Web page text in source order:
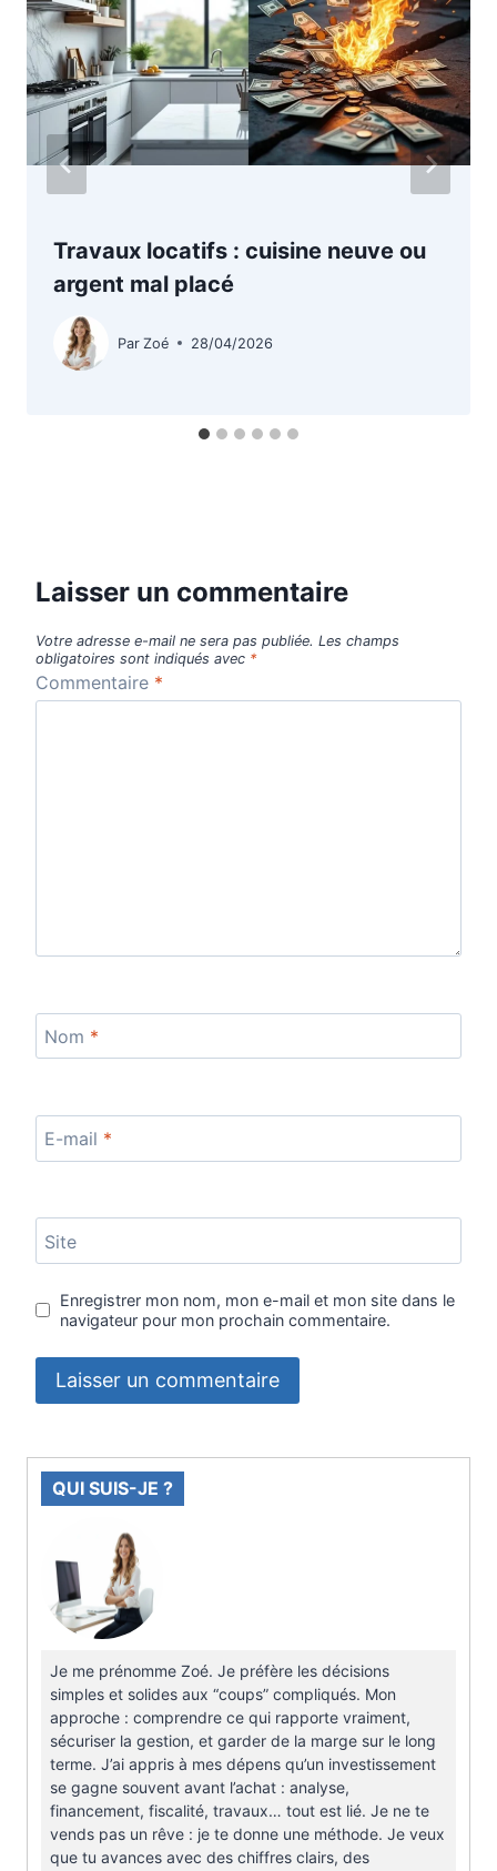
Travaux locatifs : cuisine neuve ou
argent mal placé
Par Zoé 28/04/2026
Laisser un commentaire
Votre adresse e-mail ne sera pas publiée. Les champs
obligatoires sont indiqués avec *
Commentaire *
Nom *
E-mail *
Site
Enregistrer mon nom, mon e-mail et mon site dans le
navigateur pour mon prochain commentaire.
QUI SUIS-JE ?
Je me prénomme Zoé. Je préfère les décisions
simples et solides aux “coups” compliqués. Mon
approche : comprendre ce qui rapporte vraiment,
sécuriser la gestion, et garder de la marge sur le long
terme. J’ai appris à mes dépens qu’un investissement
se gagne souvent avant l’achat : analyse,
financement, fiscalité, travaux… tout est lié. Je ne te
vends pas un rêve : je te donne une méthode. Je veux
que tu avances avec des chiffres clairs, des